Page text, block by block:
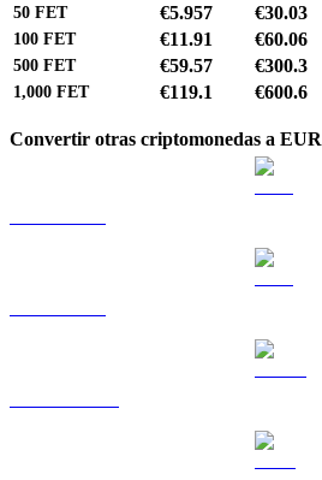
50 FET €5.957 €30.03
100 FET €11.91 €60.06
500 FET €59.57 €300.3
1,000 FET €119.1 €600.6
Convertir otras criptomonedas a EUR